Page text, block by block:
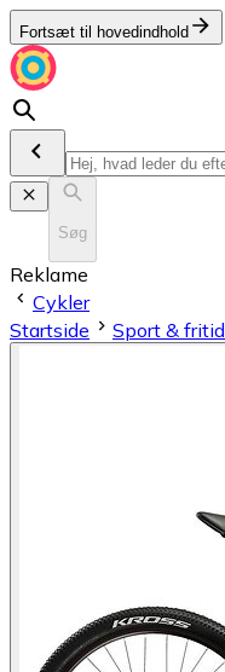
Fortsæt til hovedindhold
Søg
Reklame
Cykler
Startside
Sport & fritid